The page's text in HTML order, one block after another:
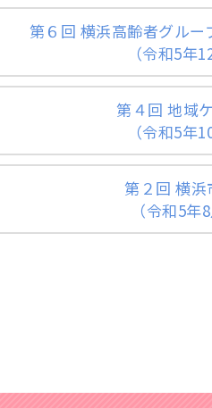
第６回 横浜高齢者グル
（令和5年
第４回 地域
（令和5年
第２回 横
（令和5年